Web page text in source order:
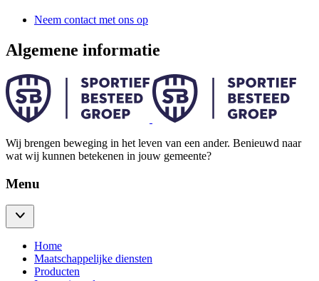
Neem contact met ons op
Algemene informatie
Wij brengen beweging in het leven van een ander. Benieuwd naar
wat wij kunnen betekenen in jouw gemeente?
Menu
Home
Maatschappelijke diensten
Producten